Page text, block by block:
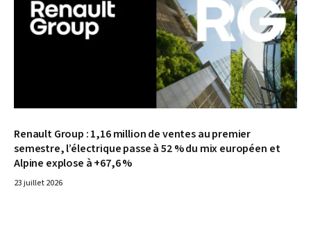
Renault Group : 1,16 million de ventes au premier
semestre, l’électrique passe à 52 % du mix européen et
Alpine explose à +67,6 %
23 juillet 2026